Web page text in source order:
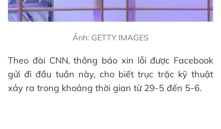
Ảnh: GETTY IMAGES
Theo đài CNN, thông báo xin lỗi được Facebook
gửi đi đầu tuần này, cho biết trục trặc kỹ thuật
xảy ra trong khoảng thời gian từ 29-5 đến 5-6.